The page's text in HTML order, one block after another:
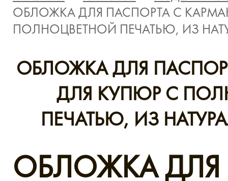
ОБЛОЖКА ДЛЯ ПАСПОРТА С
ПОЛНОЦВЕТНОЙ ПЕЧАТЬЮ, ИЗ
ОБЛОЖКА ДЛЯ
ДЛЯ КУПЮР С
ПЕЧАТЬЮ, ИЗ
ОБЛОЖКА ДЛЯ